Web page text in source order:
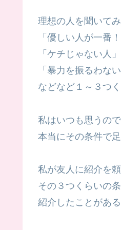
理想の人を聞いて
「優しい人が一番！
「ケチじゃない人」
「暴力を振るわない
などなど１～３つ
私はいつも思うので
本当にその条件で
私が友人に紹介を
その３つくらいの
紹介したことがある